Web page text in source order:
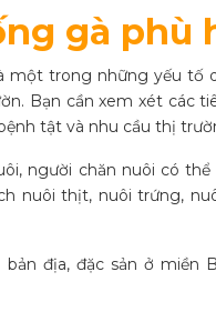
gà phù
một trong những yếu tố
Bạn cần xem xét các
tật và nhu cầu thị
người chăn nuôi có
nuôi thịt, nuôi trứng,
địa, đặc sản ở miền